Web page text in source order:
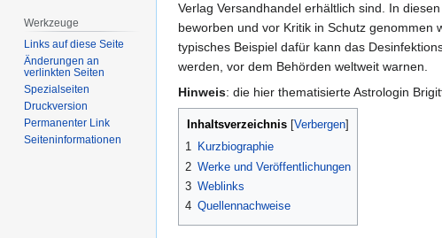
Verlag Versandhandel erhältlich sind. In
beworben und vor Kritik in Schutz genommen
typisches Beispiel dafür kann das
werden, vor dem Behörden weltweit warnen.
Hinweis: die hier thematisierte Astrologin
Inhaltsverzeichnis
1 Kurzbiographie
2 Werke und Veröffentlichungen
3 Weblinks
4 Quellennachweise
Werkzeuge
Links auf diese Seite
Änderungen an
verlinkten Seiten
Spezialseiten
Druckversion
Permanenter Link
Seiten­informationen